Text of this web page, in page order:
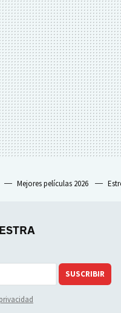
Mejores películas 2026
SUSCRIBIR